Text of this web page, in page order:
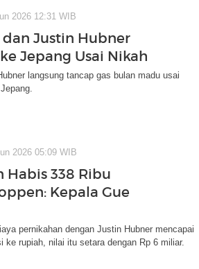
2026 12:31 WIB
Justin Hubner
Jepang Usai Nikah
langsung tancap gas bulan madu usai
2026 05:09 WIB
Habis 338 Ribu
Kepala Gue
pernikahan dengan Justin Hubner mencapai
ke rupiah, nilai itu setara dengan Rp 6 miliar.